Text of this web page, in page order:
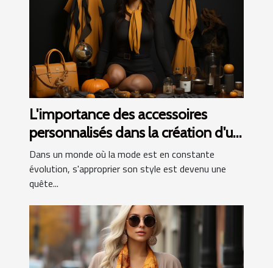
L'importance des accessoires
personnalisés dans la création d'un
look unique
Dans un monde où la mode est en constante
évolution, s'approprier son style est devenu une
quête...